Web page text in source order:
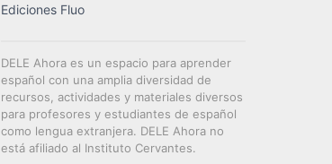
Ediciones Fluo
DELE Ahora es un espacio para aprender
español con una amplia diversidad de
recursos, actividades y materiales diversos
para profesores y estudiantes de español
como lengua extranjera. DELE Ahora no
está afiliado al Instituto Cervantes.